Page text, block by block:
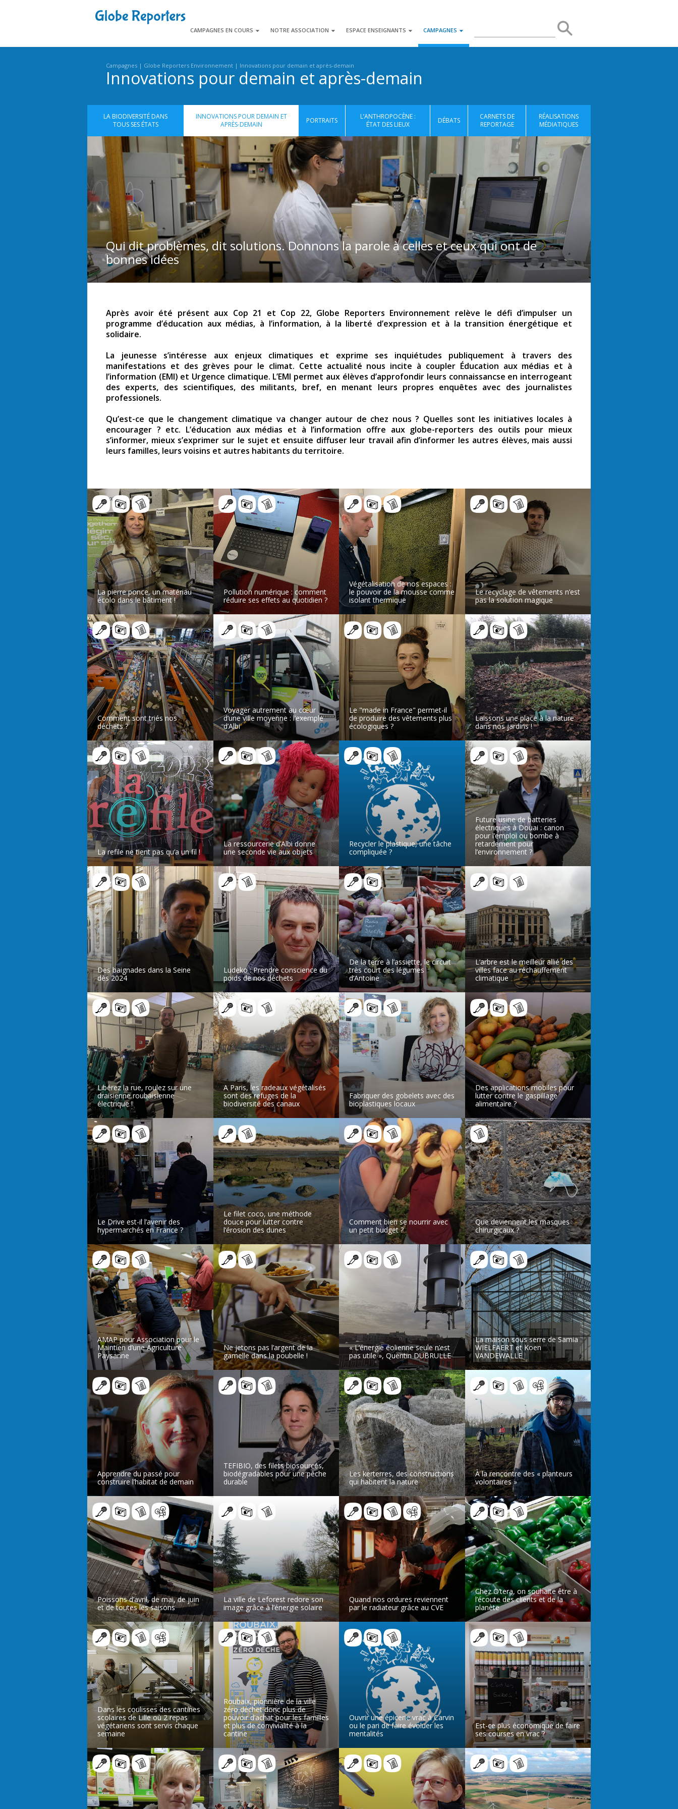
CAMPAGNES EN COURS NOTRE ASSOCIATION ESPACE ENSEIGNANTS CAMPAGNES
sur
le
Rerchercher
Campagnes Globe Reporters Environnement Innovations pour demain et après-demain
Innovations pour demain et après-demain
LA BIODIVERSITÉ DANS
TOUS SES ÉTATS
INNOVATIONS POUR DEMAIN ET
APRÈS-DEMAIN
PORTRAITS
L’ANTHROPOCÈNE :
ÉTAT DES LIEUX
DÉBATS
CARNETS DE
REPORTAGE
RÉALISATIONS
MÉDIATIQUES
Qui dit problèmes, dit solutions. Donnons la parole à celles et ceux qui ont de
bonnes idées
Après avoir été présent aux Cop 21 et Cop 22, Globe Reporters Environnement relève le défi d’impulser un
programme d’éducation aux médias, à l’information, à la liberté d’expression et à la transition énergétique et
solidaire.
La jeunesse s’intéresse aux enjeux climatiques et exprime ses inquiétudes publiquement à travers des
manifestations et des grèves pour le climat. Cette actualité nous incite à coupler Éducation aux médias et à
l’information (EMI) et Urgence climatique. L’EMI permet aux élèves d’approfondir leurs connaissancse en interrogeant
des experts, des scientifiques, des militants, bref, en menant leurs propres enquêtes avec des journalistes
professionels.
Qu’est-ce que le changement climatique va changer autour de chez nous ? Quelles sont les initiatives locales à
encourager ? etc. L’éducation aux médias et à l’information offre aux globe-reporters des outils pour mieux
s’informer, mieux s’exprimer sur le sujet et ensuite diffuser leur travail afin d’informer les autres élèves, mais aussi
leurs familles, leurs voisins et autres habitants du territoire.
La pierre ponce, un matériau
écolo dans le bâtiment !
LIRE L’ARTICLE
Pollution numérique : comment
réduire ses effets au quotidien ?
LIRE L’ARTICLE
Végétalisation de nos espaces :
le pouvoir de la mousse comme
isolant thermique
LIRE L’ARTICLE
Le recyclage de vêtements n’est
pas la solution magique
LIRE L’ARTICLE
Comment sont triés nos
déchets ?
LIRE L’ARTICLE
Voyager autrement au cœur
d’une ville moyenne : l’exemple
d’Albi
LIRE L’ARTICLE
Le "made in France" permet-il
de produire des vêtements plus
écologiques ?
LIRE L’ARTICLE
Laissons une place à la nature
dans nos jardins !
LIRE L’ARTICLE
La refile ne tient pas qu’a un fil !
LIRE L’ARTICLE
La ressourcerie d’Albi donne
une seconde vie aux objets
LIRE L’ARTICLE
Recycler le plastique, une tâche
compliquée ?
LIRE L’ARTICLE
Future usine de batteries
électriques à Douai : canon
pour l’emploi ou bombe à
retardement pour
l’environnement ?
LIRE L’ARTICLE
Des baignades dans la Seine
dès 2024
LIRE L’ARTICLE
Ludeko : Prendre conscience du
poids de nos déchets
LIRE L’ARTICLE
De la terre à l’assiette, le circuit
très court des légumes
d’Antoine
LIRE L’ARTICLE
L’arbre est le meilleur allié des
villes face au réchauffement
climatique
LIRE L’ARTICLE
Libérez la rue, roulez sur une
draisienne roubaisienne
électrique !
LIRE L’ARTICLE
A Paris, les radeaux végétalisés
sont des refuges de la
biodiversité des canaux
LIRE L’ARTICLE
Fabriquer des gobelets avec des
bioplastiques locaux
LIRE L’ARTICLE
Des applications mobiles pour
lutter contre le gaspillage
alimentaire ?
LIRE L’ARTICLE
Le Drive est-il l’avenir des
hypermarchés en France ?
LIRE L’ARTICLE
Le filet coco, une méthode
douce pour lutter contre
l’érosion des dunes
LIRE L’ARTICLE
Comment bien se nourrir avec
un petit budget ?
LIRE L’ARTICLE
Que deviennent les masques
chirurgicaux ?
LIRE L’ARTICLE
AMAP pour Association pour le
Maintien d’une Agriculture
Paysanne
LIRE L’ARTICLE
Ne jetons pas l’argent de la
gamelle dans la poubelle !
LIRE L’ARTICLE
« L’énergie éolienne seule n’est
pas utile », Quentin DUBRULLE
LIRE L’ARTICLE
La maison sous serre de Samia
WIELFAERT et Koen
VANDEWALLE
LIRE L’ARTICLE
Apprendre du passé pour
construire l’habitat de demain
LIRE L’ARTICLE
TEFIBIO, des filets biosourcés,
biodégradables pour une pêche
durable
LIRE L’ARTICLE
Les kerterres, des constructions
qui habitent la nature
LIRE L’ARTICLE
À la rencontre des « planteurs
volontaires »
LIRE L’ARTICLE
Poissons d’avril, de mai, de juin
et de toutes les saisons
LIRE L’ARTICLE
La ville de Leforest redore son
image grâce à l’énergie solaire
LIRE L’ARTICLE
Quand nos ordures reviennent
par le radiateur grâce au CVE
LIRE L’ARTICLE
Chez O’tera, on souhaite être à
l’écoute des clients et de la
planète
LIRE L’ARTICLE
Dans les coulisses des cantines
scolaires de Lille où 2 repas
végétariens sont servis chaque
semaine
LIRE L’ARTICLE
Roubaix, pionnière de la ville
zéro déchet donc plus de
pouvoir d’achat pour les familles
et plus de convivialité à la
cantine
LIRE L’ARTICLE
Ouvrir une épicerie vrac à Carvin
ou le pari de faire évoluer les
mentalités
LIRE L’ARTICLE
Est-ce plus économique de faire
ses courses en vrac ?
LIRE L’ARTICLE